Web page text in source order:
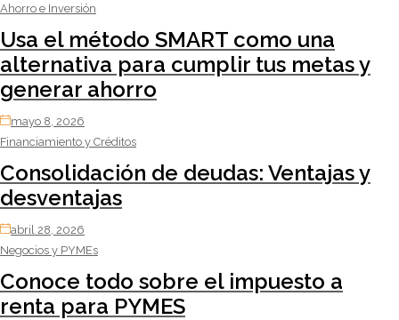
Ahorro e Inversión
Usa el método SMART como una
alternativa para cumplir tus metas y
generar ahorro
mayo 8, 2026
Financiamiento y Créditos
Consolidación de deudas: Ventajas y
desventajas
abril 28, 2026
Negocios y PYMEs
Conoce todo sobre el impuesto a
renta para PYMES